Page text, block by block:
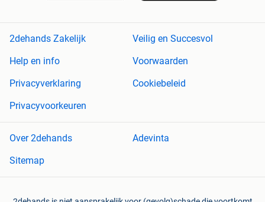
2dehands Zakelijk
Veilig en Succesvol
Help en info
Voorwaarden
Privacyverklaring
Cookiebeleid
Privacyvoorkeuren
Over 2dehands
Adevinta
Sitemap